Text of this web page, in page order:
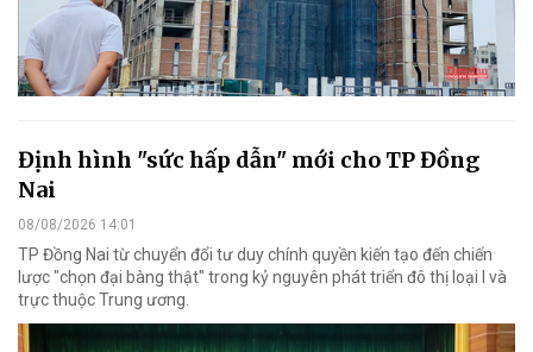
Định hình "sức hấp dẫn" mới cho TP Đồng
Nai
08/08/2026 14:01
TP Đồng Nai từ chuyển đổi tư duy chính quyền kiến tạo đến chiến
lược "chọn đại bàng thật" trong kỷ nguyên phát triển đô thị loại I và
trực thuộc Trung ương.